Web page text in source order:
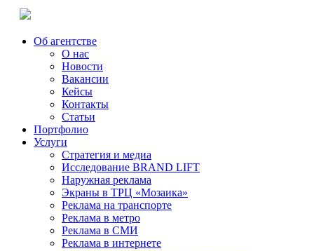
Об агентстве
О нас
Новости
Вакансии
Кейсы
Контакты
Статьи
Портфолио
Услуги
Стратегия и медиа
Исследование BRAND LIFT
Наружная реклама
Экраны в ТРЦ «Мозаика»
Реклама на транспорте
Реклама в метро
Реклама в СМИ
Реклама в интернете